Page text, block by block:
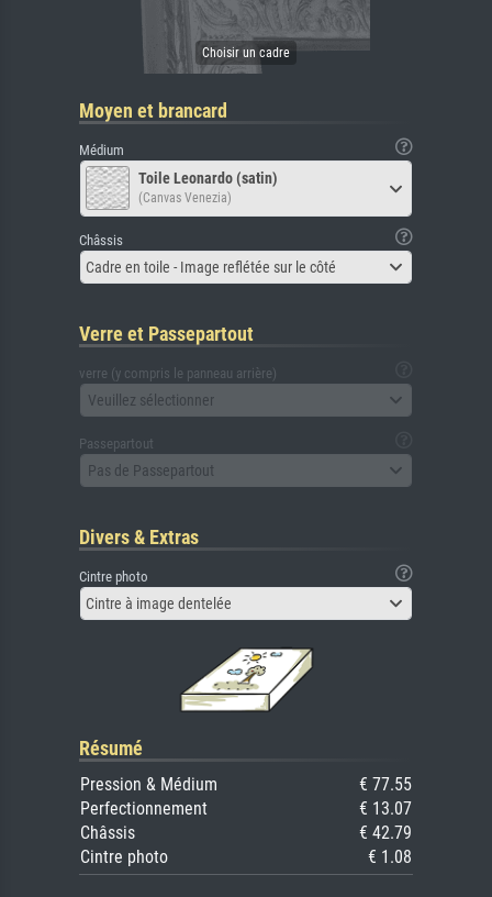
Moyen et brancard
Médium
Toile Leonardo (satin)
(Canvas Venezia)
Châssis
Cadre en toile - Image reflétée sur le côté
Verre et Passepartout
verre (y compris le panneau arrière)
Veuillez sélectionner
Passepartout
Pas de Passepartout
Divers & Extras
Cintre photo
Cintre à image dentelée
Résumé
Pression & Médium
€ 77.55
Perfectionnement
€ 13.07
Châssis
€ 42.79
Cintre photo
€ 1.08